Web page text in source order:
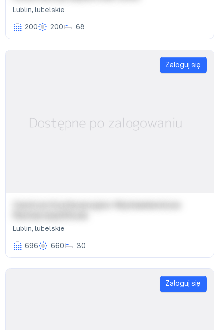
Lublin,lubelskie
200
200 68
Zaloguj się
Centrum Konferencyjno-Wystawiennicze
Lublin,lubelskie
696
660 30
Zaloguj się